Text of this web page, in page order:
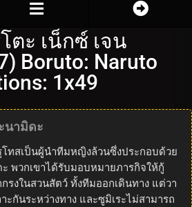
ตะ เน็กซ์ เจน
Boruto: Naruto
1x49
นามิดะ
โทสเป็นผู้นำทีมหญิงล้วนซึ่งประกอบด้วย
พวกเขาได้รับมอบหมายภารกิจให้กู้
รงในสวนสัตว์ ทั้งทีมออกเดินทาง แต่วา
ะกันระหว่างทาง และซูมิเระไม่สามารถ